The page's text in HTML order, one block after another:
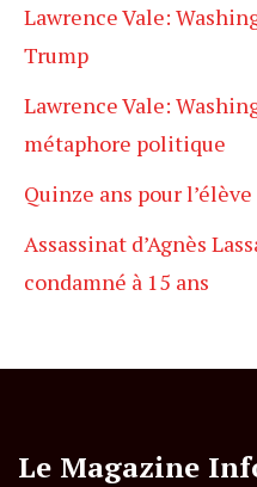
Lawrence Vale:
Trump
Lawrence Vale:
métaphore politique
Quinze ans pour
Assassinat d’Agnès
condamné à 15 ans
Le Magazine